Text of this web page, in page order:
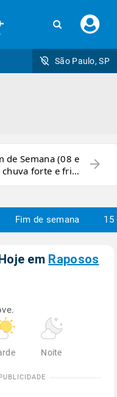
seu
São Paulo, SP
de Semana (08 e
forte e frio
arrow_forward
Fim de semana 15
em Raposos
Noite